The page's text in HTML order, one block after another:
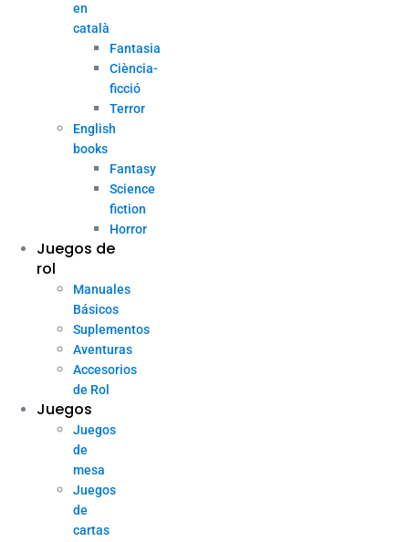
en
català
Fantasia
Ciència-
ficció
Terror
English
books
Fantasy
Science
fiction
Horror
Juegos de
rol
Manuales
Básicos
Suplementos
Aventuras
Accesorios
de Rol
Juegos
Juegos
de
mesa
Juegos
de
cartas